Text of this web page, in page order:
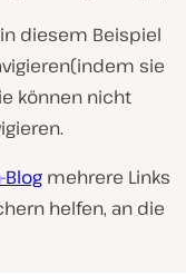
diesem Beispiel
(indem sie
können nicht
Blog mehrere Links
helfen, an die